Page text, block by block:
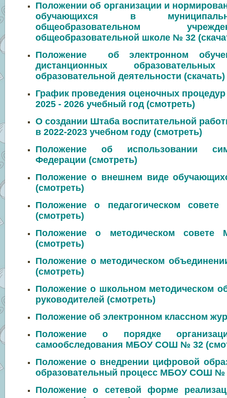
Положении об организации и
обучающихся в
общеобразовательном
общеобразовательной школе № 32
Положение об электронном
дистанционных
образовательной деятельности (скачать)
График проведения оценочных
2025 - 2026 учебный год (смотреть)
О создании Штаба воспитательной
в 2022-2023 учебном году (смотреть)
Положение об использовании
Федерации (смотреть)
Положение о внешнем виде
(смотреть)
Положение о педагогическом
(смотреть)
Положение о методическом
(смотреть)
Положение о методическом
(смотреть)
Положение о школьном методическом
руководителей (смотреть)
Положение об электронном классном
Положение о порядке
самообследования МБОУ СОШ № 32
Положение о внедрении цифровой
образовательный процесс МБОУ СОШ №
Положение о сетевой форме